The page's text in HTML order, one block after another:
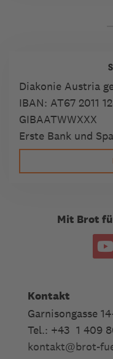
Diakonie Austria
IBAN: AT67 2011
GIBAATWWXXX
Erste Bank und
Mit Brot
Kontakt
Garnisongasse
Tel.: +43 1 409
kontakt@brot-